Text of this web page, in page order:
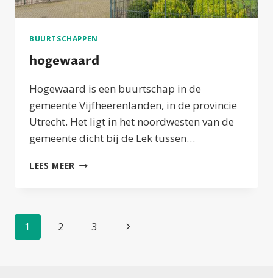
BUURTSCHAPPEN
hogewaard
Hogewaard is een buurtschap in de
gemeente Vijfheerenlanden, in de provincie
Utrecht. Het ligt in het noordwesten van de
gemeente dicht bij de Lek tussen…
LEES MEER HOGEWAARD
Paginanavigatie
1 2 3
Volgende